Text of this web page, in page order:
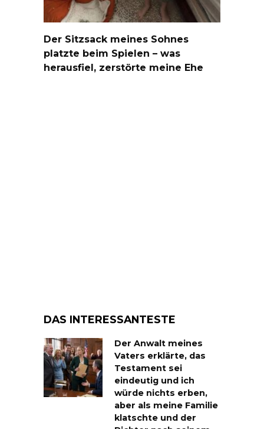
Der Sitzsack meines Sohnes
platzte beim Spielen – was
herausfiel, zerstörte meine Ehe
DAS INTERESSANTESTE
Der Anwalt meines
Vaters erklärte, das
Testament sei
eindeutig und ich
würde nichts erben,
aber als meine Familie
klatschte und der